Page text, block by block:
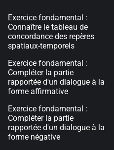
Exercice fondamental :
Connaître le tableau de
concordance des repères
spatiaux-temporels
Exercice fondamental :
Compléter la partie
rapportée d'un dialogue à la
forme affirmative
Exercice fondamental :
Compléter la partie
rapportée d'un dialogue à la
forme négative